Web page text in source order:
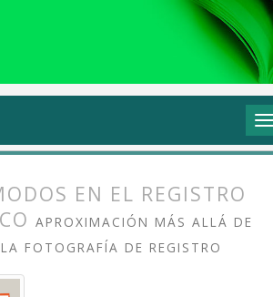
Vol. 4 Núm. 2 (2016): Prácticas artísticas,
EN EL REGISTRO
APROXIMACIÓN MÁS ALLÁ DE
FOTOGRAFÍA DE REGISTRO